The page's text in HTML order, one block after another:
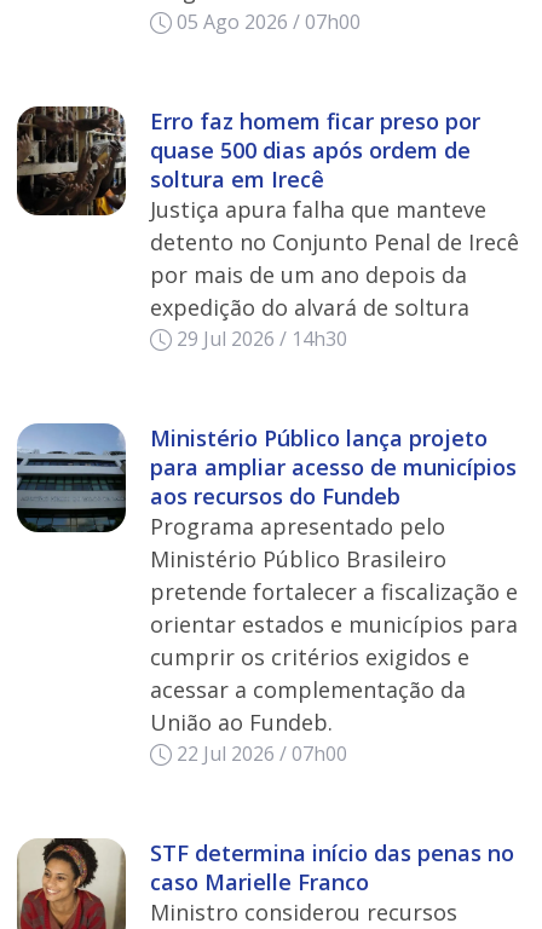
05 Ago 2026 / 07h00
Erro faz homem ficar preso por
quase 500 dias após ordem de
soltura em Irecê
Justiça apura falha que manteve
detento no Conjunto Penal de Irecê
por mais de um ano depois da
expedição do alvará de soltura
29 Jul 2026 / 14h30
Ministério Público lança projeto
para ampliar acesso de municípios
aos recursos do Fundeb
Programa apresentado pelo
Ministério Público Brasileiro
pretende fortalecer a fiscalização e
orientar estados e municípios para
cumprir os critérios exigidos e
acessar a complementação da
União ao Fundeb.
22 Jul 2026 / 07h00
STF determina início das penas no
caso Marielle Franco
Ministro considerou recursos